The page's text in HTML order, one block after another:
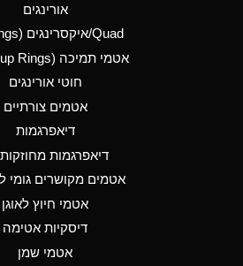
Aluminum Nitrate
(Aqueous)
Aluminum Phosphate
Ammonia Anhydrous
Ammonia Gas (cold)
A
Ammonia Gas (hot)
אורינגים
Quad/איקסרינגים (X-Rings)
אטמי תמיכה (Back-up Rings)
חוטי אורינגים
אטמים צורתיים
דיאפרגמות
דיאפרגמות
אטמים מקושרים גומי
אטמי חיוץ לאוגן
דיסקיות אטימה
אטמי שמן